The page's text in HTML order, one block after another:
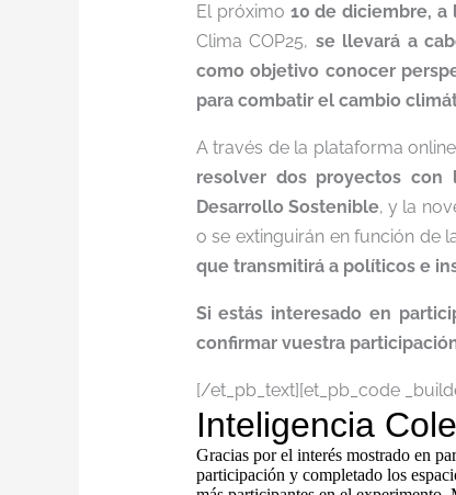
El próximo 10 de diciembre, a
Clima COP25, se llevará a
como objetivo conocer
para combatir el cambio
A través de la plataforma online
resolver dos proyectos con
Desarrollo Sostenible, y la
o se extinguirán en función de
que transmitirá a políticos e
Si estás interesado en
confirmar vuestra
[/et_pb_text][et_pb_code